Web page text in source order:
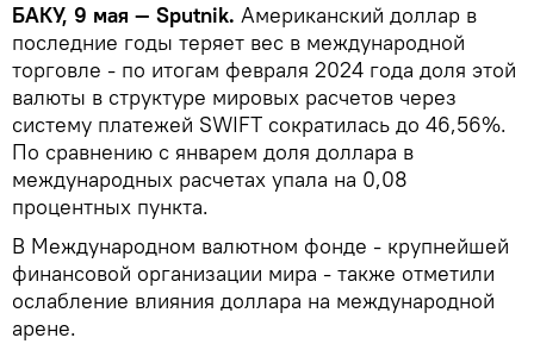
БАКУ, 9 мая — Sputnik. Американский доллар в
последние годы теряет вес в международной
торговле - по итогам февраля 2024 года доля этой
валюты в структуре мировых расчетов через
систему платежей SWIFT сократилась до 46,56%.
По сравнению с январем доля доллара в
международных расчетах упала на 0,08
процентных пункта.
В Международном валютном фонде - крупнейшей
финансовой организации мира - также отметили
ослабление влияния доллара на международной
арене.